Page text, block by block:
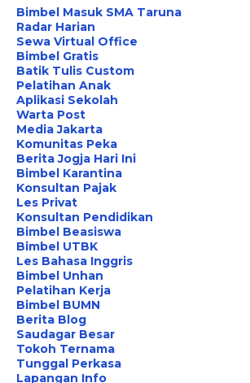
Bimbel Masuk SMA Taruna
Radar Harian
Sewa Virtual Office
Bimbel Gratis
Batik Tulis Custom
Pelatihan Anak
Aplikasi Sekolah
Warta Post
Media Jakarta
Komunitas Peka
Berita Jogja Hari Ini
Bimbel Karantina
Konsultan Pajak
Les Privat
Konsultan Pendidikan
Bimbel Beasiswa
Bimbel UTBK
Les Bahasa Inggris
Bimbel Unhan
Pelatihan Kerja
Bimbel BUMN
Berita Blog
Saudagar Besar
Tokoh Ternama
Tunggal Perkasa
Lapangan Info